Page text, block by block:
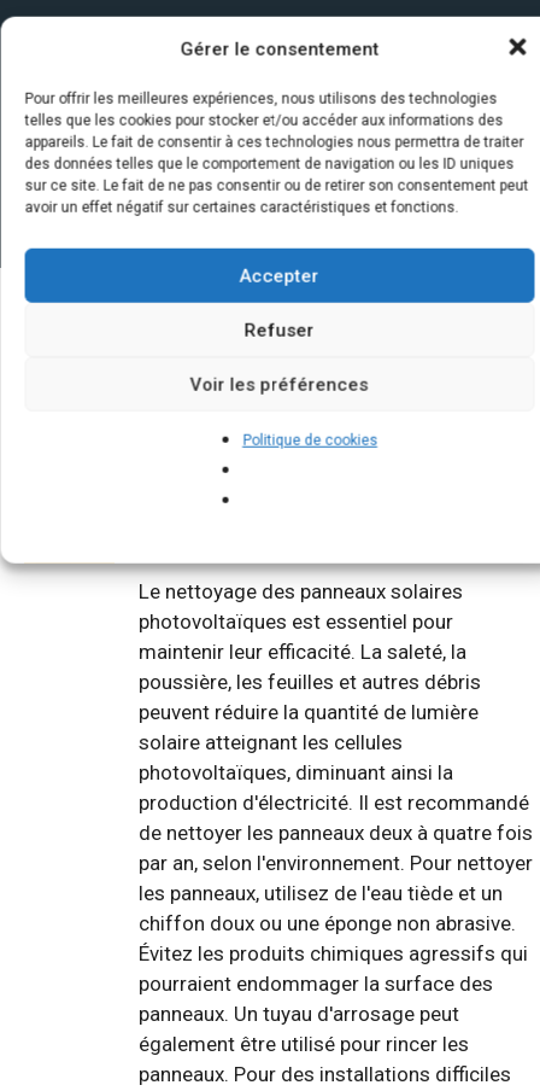
Gérer le consentement
Pour offrir les meilleures expériences, nous utilisons des technologies
telles que les cookies pour stocker et/ou accéder aux informations des
appareils. Le fait de consentir à ces technologies nous permettra de traiter
des données telles que le comportement de navigation ou les ID uniques
sur ce site. Le fait de ne pas consentir ou de retirer son consentement peut
avoir un effet négatif sur certaines caractéristiques et fonctions.
Accepter
Refuser
Voir les préférences
Politique de cookies
Quelques infos sur nos centrales
solaires : questions et réponses
Comment nettoyer des panneaux
Le nettoyage des panneaux solaires
photovoltaïques est essentiel pour
maintenir leur efficacité. La saleté, la
poussière, les feuilles et autres débris
peuvent réduire la quantité de lumière
solaire atteignant les cellules
photovoltaïques, diminuant ainsi la
production d'électricité. Il est recommandé
de nettoyer les panneaux deux à quatre fois
par an, selon l'environnement. Pour nettoyer
les panneaux, utilisez de l'eau tiède et un
chiffon doux ou une éponge non abrasive.
Évitez les produits chimiques agressifs qui
pourraient endommager la surface des
panneaux. Un tuyau d'arrosage peut
également être utilisé pour rincer les
panneaux. Pour des installations difficiles